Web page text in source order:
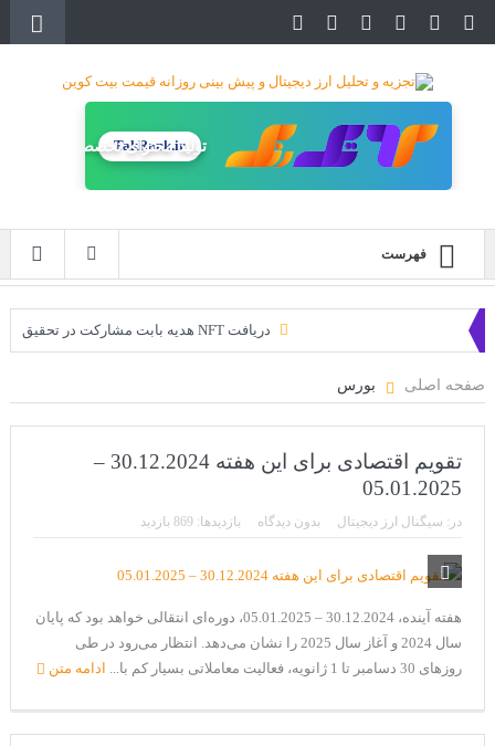
تولید محتوای تخصصی
TakRank.ir
فهرست
دریافت NFT هدیه بابت مشارکت در تحقیق
سه ایردراپ عالی برای این ماه
بیت کوین به امید ETF به 60،000 دلار رسید!
ورود 254 نهنگ جدید به بازار بیت کوین
ایردراپ رمزارز Morpher (MPH)
ایردراپ کریپتوتانک – CryptoTanks Airdrop
صفحه اصلی بورس
تقویم اقتصادی برای این هفته 30.12.2024 –
05.01.2025
در: سیگنال ارز دیجیتال بدون دیدگاه بازدیدها: 869 بازدید
هفته آینده، 30.12.2024 – 05.01.2025، دوره‌ای انتقالی خواهد بود که پایان
سال 2024 و آغاز سال 2025 را نشان می‌دهد. انتظار می‌رود در طی
روزهای 30 دسامبر تا 1 ژانویه، فعالیت معاملاتی بسیار کم با...
ادامه متن